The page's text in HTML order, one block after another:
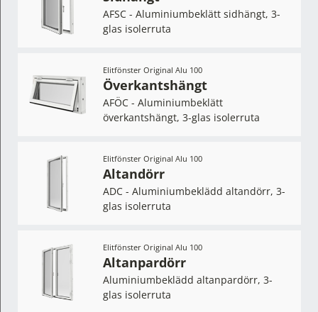
AFSC - Aluminiumbeklätt sidhängt, 3-
glas isolerruta
Elitfönster Original Alu 100
Överkantshängt
AFÖC - Aluminiumbeklätt
överkantshängt, 3-glas isolerruta
Elitfönster Original Alu 100
Altandörr
ADC - Aluminiumbeklädd altandörr, 3-
glas isolerruta
Elitfönster Original Alu 100
Altanpardörr
Aluminiumbeklädd altanpardörr, 3-
glas isolerruta